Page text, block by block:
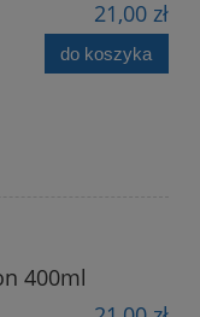
21,00 zł
do koszyka
400ml